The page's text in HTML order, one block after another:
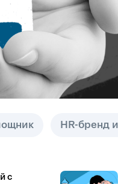
HR-бренд
с